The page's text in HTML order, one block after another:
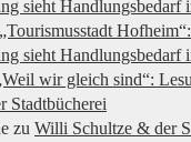
sieht Handlungsbedarf
„Tourismusstadt Hofheim“:
sieht Handlungsbedarf
wir gleich sind“:
Stadtbücherei
zu Willi Schultze & der